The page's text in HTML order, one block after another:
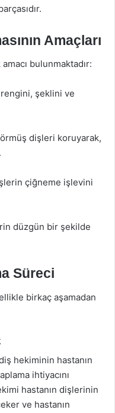
Amaçları
bulunmaktadır:
şeklini ve
dişleri koruyarak,
çiğneme işlevini
düzgün bir şekilde
Süreci
birkaç aşamadan
hekiminin hastanın
ihtiyacını
hastanın dişlerinin
ve hastanın